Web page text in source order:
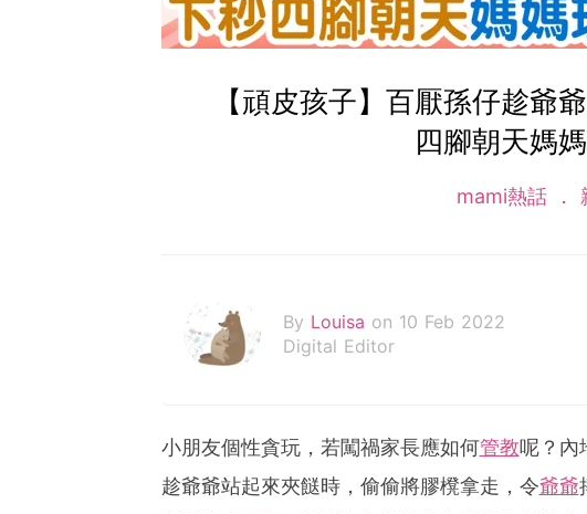
【頑皮孩子】百厭孫仔趁
四腳朝天媽
mami熱話
By Louisa on 10 Feb 2022
Digital Editor
小朋友個性貪玩，若闖禍家長應如何管教呢？內
趁爺爺站起來夾餸時，偷偷將膠櫈拿走，令爺爺